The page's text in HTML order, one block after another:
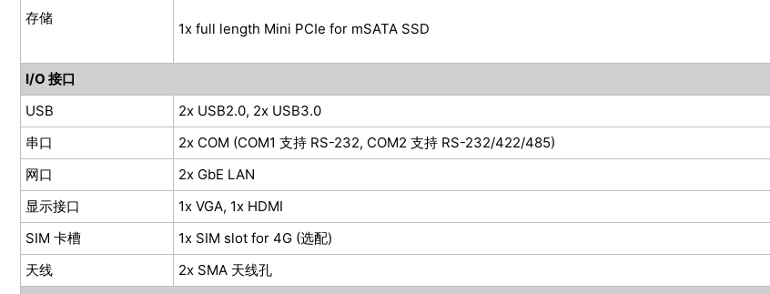
存储
1x full length Mini PCIe for mSATA SSD
I/O 接口
USB
2x USB2.0, 2x USB3.0
串口
2x COM (COM1 支持 RS-232, COM2 支持 RS-232/422/485)
网口
2x GbE LAN
显示接口
1x VGA, 1x HDMI
SIM 卡槽
1x SIM slot for 4G (选配)
天线
2x SMA 天线孔